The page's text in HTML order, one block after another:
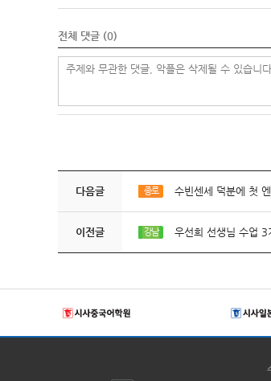
전체 댓글 (0)
다음글 종로 수빈센세 덕분에 첫
이전글 강남 우선희 선생님 수업